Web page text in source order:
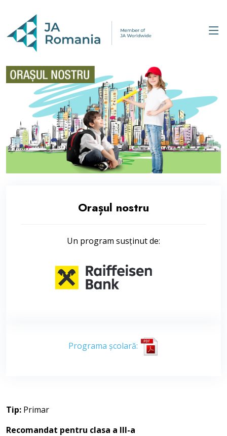
Orașul nostru
Un program susținut de:
Programa școlară:
Tip: Primar
Recomandat pentru clasa a III-a